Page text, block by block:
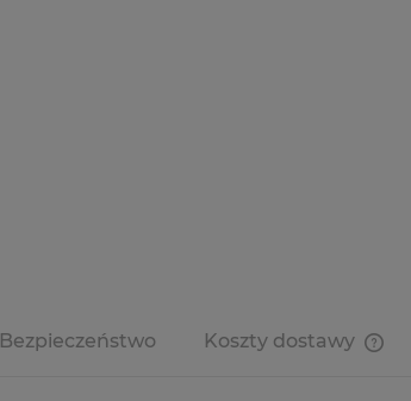
Bezpieczeństwo Koszty dostawy